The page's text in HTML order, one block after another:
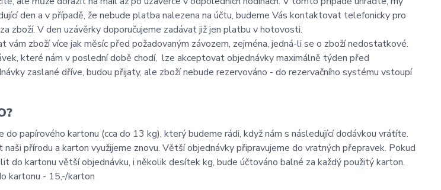
den a v případě, že nebude platba nalezena na účtu, budeme Vás kontaktovat telefonicky pro
zboží. V den uzávěrky doporučujeme zadávat již jen platbu v hotovosti.
vám zboží více jak měsíc před požadovaným závozem, zejména, jedná-li se o zboží nedostatkové.
které nám v poslední době chodí, lze akceptovat objednávky maximálně týden před
zaslané dříve, budou přijaty, ale zboží nebude rezervováno - do rezervačního systému vstoupí
do papírového kartonu (cca do 13 kg), který budeme rádi, když nám s následující dodávkou vrátíte.
přírodu a karton využijeme znovu. Větší objednávky připravujeme do vratných přepravek. Pokud
do kartonu větší objednávku, i několik desítek kg, bude účtováno balné za každý použitý karton.
kartonu - 15,-/karton